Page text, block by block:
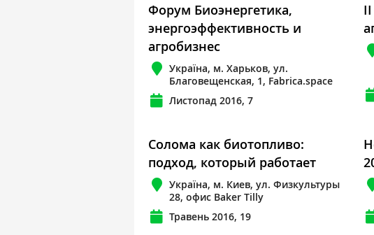
Форум Биоэнергетика,
энергоэффективность и
агробизнес
Україна, м. Харьков, ул.
Благовещенская, 1, Fabrica.space
Листопад 2016, 7
Солома как биотопливо:
подход, который работает
Україна, м. Киев, ул. Физкультуры
28, офис Baker Tilly
Травень 2016, 19